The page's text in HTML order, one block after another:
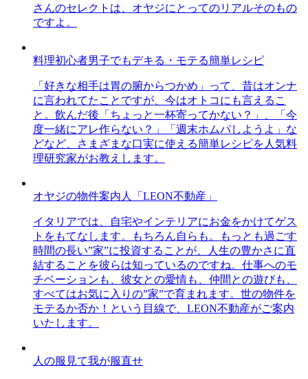
さんのセレクトは、オヤジにとってのリアルそのもの
ですよ。
料理初心者男子でもデキる・モテる簡単レシピ
「好きな相手は胃の腑からつかめ」って、昔はオンナ
に言われてたことですが、今はオトコにも言えるこ
と。飲んだ後「ちょっと一杯寄ってかない？」、「今
度一緒にアレ作らない？」「週末ホムパしようよ」な
どなど、さまざまな口実に使える簡単レシピを人気料
理研究家がお教えします。
オヤジの物件案内人「LEON不動産」
イタリアでは、自宅やインテリアにお金をかけてゲス
トをもてなします。もちろん自らも。もっとも過ごす
時間の長い”家”に投資することが、人生の豊かさに直
結することを彼らは知っているのですね。仕事へのモ
チベーションも、彼女との愛情も、仲間との遊びも、
すべてはお気に入りの”家”で育まれます。世の物件を
モテるか否か！という目線で、LEON不動産がご案内
いたします。
人の服見て我が服直せ